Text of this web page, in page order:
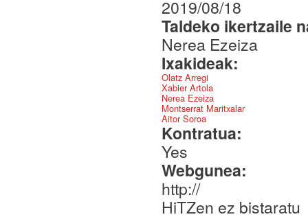
2019/08/18
Taldeko ikertzaile
Nerea Ezeiza
Ixakideak:
Olatz Arregi
Xabier Artola
Nerea Ezeiza
Montserrat Maritxalar
Aitor Soroa
Kontratua:
Yes
Webgunea:
http://
HiTZen ez bistaratu